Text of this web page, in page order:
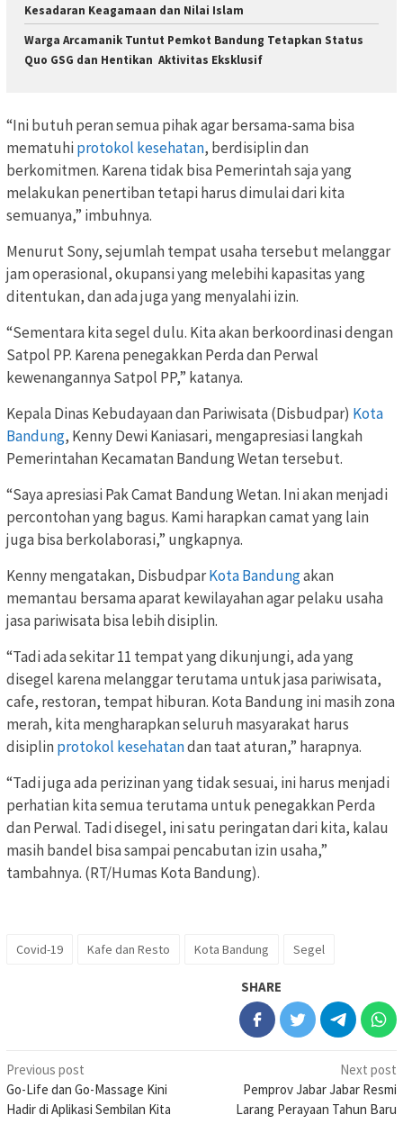
Kesadaran Keagamaan dan Nilai Islam
Warga Arcamanik Tuntut Pemkot Bandung Tetapkan Status
Quo GSG dan Hentikan Aktivitas Eksklusif
“Ini butuh peran semua pihak agar bersama-sama bisa
mematuhiprotokol kesehatan, berdisiplin dan
berkomitmen. Karena tidak bisa Pemerintah saja yang
melakukan penertiban tetapi harus dimulai dari kita
semuanya,” imbuhnya.
Menurut Sony, sejumlah tempat usaha tersebut melanggar
jam operasional, okupansi yang melebihi kapasitas yang
ditentukan, dan ada juga yang menyalahi izin.
“Sementara kita segel dulu. Kita akan berkoordinasi dengan
Satpol PP. Karena penegakkan Perda dan Perwal
kewenangannya Satpol PP,” katanya.
Kepala Dinas Kebudayaan dan Pariwisata (Disbudpar) Kota
Bandung, Kenny Dewi Kaniasari, mengapresiasi langkah
Pemerintahan Kecamatan Bandung Wetan tersebut.
“Saya apresiasi Pak Camat Bandung Wetan. Ini akan menjadi
percontohan yang bagus. Kami harapkan camat yang lain
juga bisa berkolaborasi,” ungkapnya.
Kenny mengatakan, DisbudparKota Bandungakan
memantau bersama aparat kewilayahan agar pelaku usaha
jasa pariwisata bisa lebih disiplin.
“Tadi ada sekitar 11 tempat yang dikunjungi, ada yang
disegel karena melanggar terutama untuk jasa pariwisata,
cafe, restoran, tempat hiburan. Kota Bandung ini masih zona
merah, kita mengharapkan seluruh masyarakat harus
disiplinprotokol kesehatandan taat aturan,” harapnya.
“Tadi juga ada perizinan yang tidak sesuai, ini harus menjadi
perhatian kita semua terutama untuk penegakkan Perda
dan Perwal. Tadi disegel, ini satu peringatan dari kita, kalau
masih bandel bisa sampai pencabutan izin usaha,”
tambahnya. (RT/Humas Kota Bandung).
Covid-19 Kafe dan Resto Kota Bandung Segel
SHARE
Post
navigation
Previous post
Go-Life dan Go-Massage Kini
Hadir di Aplikasi Sembilan Kita
Next post
Pemprov Jabar Jabar Resmi
Larang Perayaan Tahun Baru